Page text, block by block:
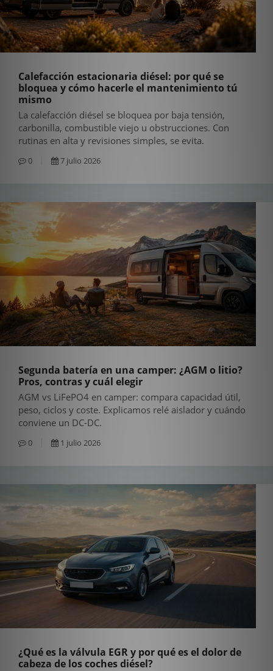
Calefacción estacionaria diésel: por qué se
bloquea y cómo hacerle el mantenimiento tú
mismo
La calefacción diésel se bloquea por baja tensión,
carbonilla, combustible viejo u obstrucciones. Con
rutinas en alta y revisiones simples, se evita.
0 7 julio 2026
Segunda batería en una camper: ¿AGM o litio?
Pros, contras y cuál elegir
AGM vs LiFePO4 en camper: compara capacidad útil,
peso, ciclos y coste. Explicamos relé aislador y cuándo
conviene un DC-DC.
0 1 julio 2026
¿Qué es la válvula EGR y por qué es el dolor de
cabeza de los coches diésel?